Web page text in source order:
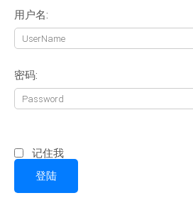
用户名:
密码:
记住我